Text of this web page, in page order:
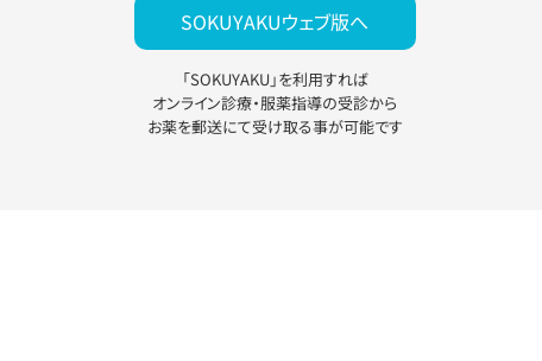
SOKUYAKUウェブ版へ
「SOKUYAKU」を利用すれば
オンライン診療・服薬指導の受診から
お薬を郵送にて受け取る事が可能です